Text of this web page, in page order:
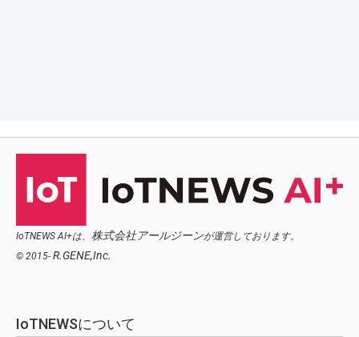
IoTNEWS AI+は、 株式会社アールジーンが運営しております。
© 2015- R.GENE,Inc.
IoTNEWSについて